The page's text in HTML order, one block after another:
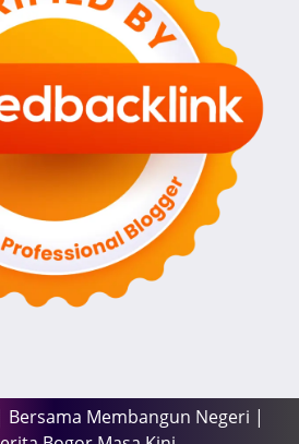
Bersama Membangun Negeri |